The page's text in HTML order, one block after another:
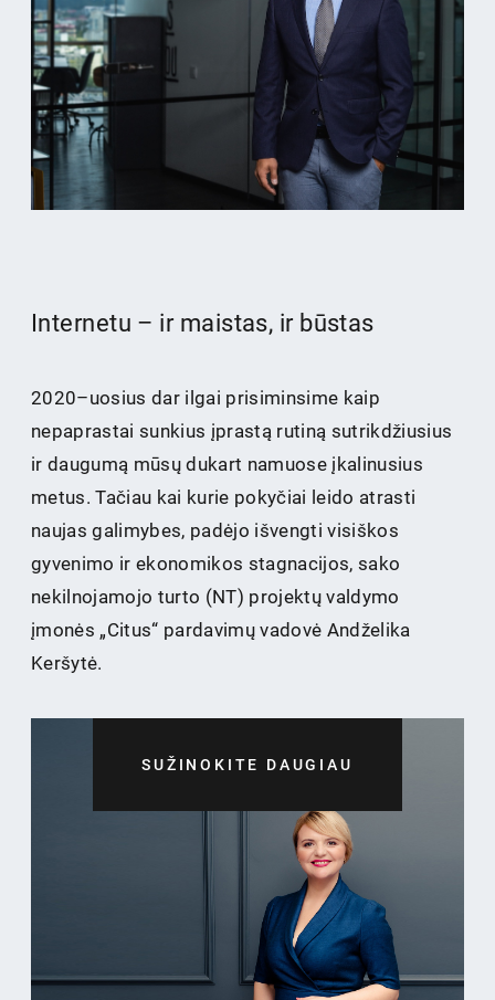
Internetu – ir maistas, ir būstas
2020–uosius dar ilgai prisiminsime kaip
nepaprastai sunkius įprastą rutiną sutrikdžiusius
ir daugumą mūsų dukart namuose įkalinusius
metus. Tačiau kai kurie pokyčiai leido atrasti
naujas galimybes, padėjo išvengti visiškos
gyvenimo ir ekonomikos stagnacijos, sako
nekilnojamojo turto (NT) projektų valdymo
įmonės „Citus“ pardavimų vadovė Andželika
Keršytė.
SUŽINOKITE DAUGIAU